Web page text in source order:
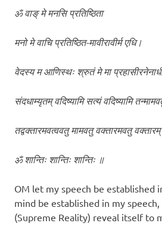
ॐ वाङ् मे मनसि प्रतिष्ठिता
मनो मे वाचि प्रतिष्ठित-मावीरावीर्म एधि।
वेदस्य म आणिस्थः श्रुतं मे मा
संदधाम्यृतम् वदिष्यामि सत्यं वदिष्यामि
तद्वक्तारमवत्ववतु मामवतु वक्तारमवतु
ॐ शान्तिः शान्तिः शान्तिः ॥
OM let my speech be established
mind be established in my speech,
(Supreme Reality) reveal itself to